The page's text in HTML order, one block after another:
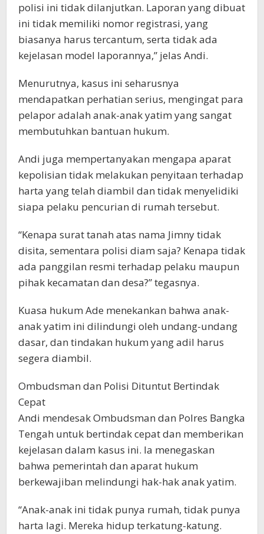
polisi ini tidak dilanjutkan. Laporan yang dibuat
ini tidak memiliki nomor registrasi, yang
biasanya harus tercantum, serta tidak ada
kejelasan model laporannya,” jelas Andi.
Menurutnya, kasus ini seharusnya
mendapatkan perhatian serius, mengingat para
pelapor adalah anak-anak yatim yang sangat
membutuhkan bantuan hukum.
Andi juga mempertanyakan mengapa aparat
kepolisian tidak melakukan penyitaan terhadap
harta yang telah diambil dan tidak menyelidiki
siapa pelaku pencurian di rumah tersebut.
“Kenapa surat tanah atas nama Jimny tidak
disita, sementara polisi diam saja? Kenapa tidak
ada panggilan resmi terhadap pelaku maupun
pihak kecamatan dan desa?” tegasnya.
Kuasa hukum Ade menekankan bahwa anak-
anak yatim ini dilindungi oleh undang-undang
dasar, dan tindakan hukum yang adil harus
segera diambil.
Ombudsman dan Polisi Dituntut Bertindak
Cepat
Andi mendesak Ombudsman dan Polres Bangka
Tengah untuk bertindak cepat dan memberikan
kejelasan dalam kasus ini. Ia menegaskan
bahwa pemerintah dan aparat hukum
berkewajiban melindungi hak-hak anak yatim.
“Anak-anak ini tidak punya rumah, tidak punya
harta lagi. Mereka hidup terkatung-katung.